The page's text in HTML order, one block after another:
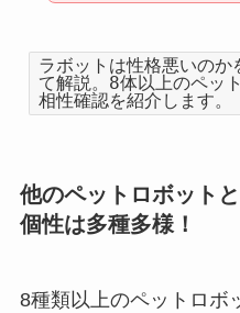
ラボットは性格悪いのか
て解説。8体以上のペッ
相性確認を紹介します。
他のペットロボット
個性は多種多様！
8種類以上のペットロボ